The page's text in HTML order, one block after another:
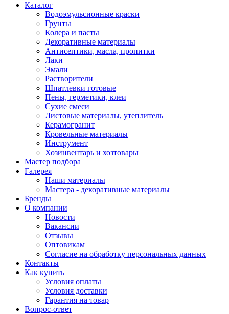
Каталог
Водоэмульсионные краски
Грунты
Колера и пасты
Декоративные материалы
Антисептики, масла, пропитки
Лаки
Эмали
Растворители
Шпатлевки готовые
Пены, герметики, клеи
Сухие смеси
Листовые материалы, утеплитель
Керамогранит
Кровельные материалы
Инструмент
Хозинвентарь и хозтовары
Мастер подбора
Галерея
Наши материалы
Мастера - декоративные материалы
Бренды
О компании
Новости
Вакансии
Отзывы
Оптовикам
Cогласие на обработку персональных данных
Контакты
Как купить
Условия оплаты
Условия доставки
Гарантия на товар
Вопрос-ответ